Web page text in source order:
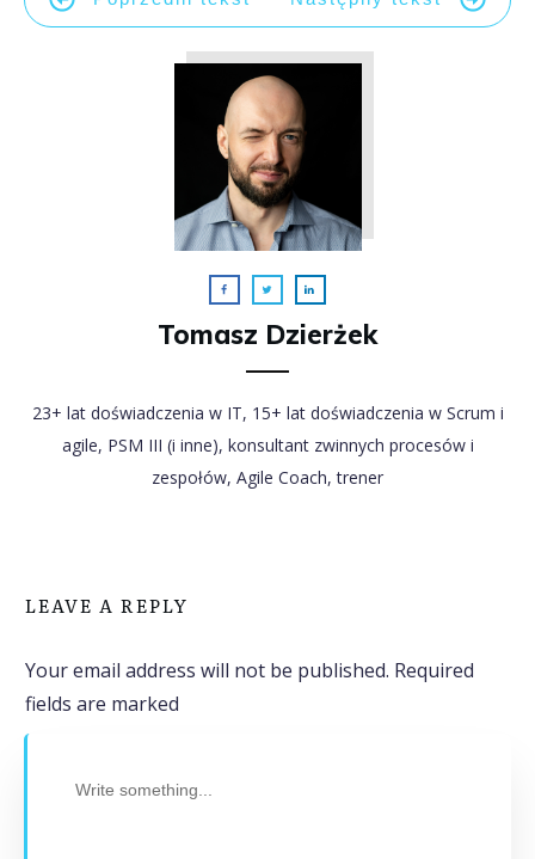
Tomasz Dzierżek
23+ lat doświadczenia w IT, 15+ lat doświadczenia w Scrum i
agile, PSM III (i inne), konsultant zwinnych procesów i
zespołów, Agile Coach, trener
LEAVE A REPLY
Your email address will not be published. Required
fields are marked